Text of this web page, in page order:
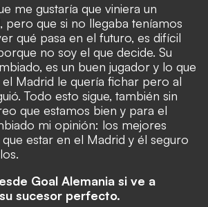
me gustaría que viniera un
pero que si no llegaba teníamos
qué pasa en el futuro, es difícil
no soy el que decide. Su
es un buen jugador y lo que
Madrid le quería fichar pero al
Todo esto sigue, también sin
que estamos bien y para el
mi opinión: los mejores
estar en el Madrid y él seguro
Goal Alemania si ve a
sucesor perfecto.